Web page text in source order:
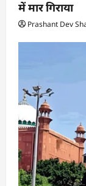
में मार गिराया
Prashant Dev